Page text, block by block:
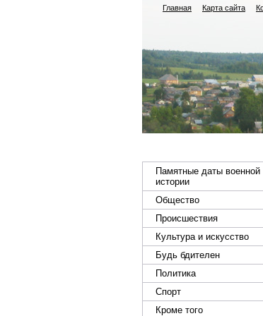
Главная Карта сайта
Памятные даты военной
истории
Общество
Происшествия
Культура и искусство
Будь бдителен
Политика
Спорт
Кроме того